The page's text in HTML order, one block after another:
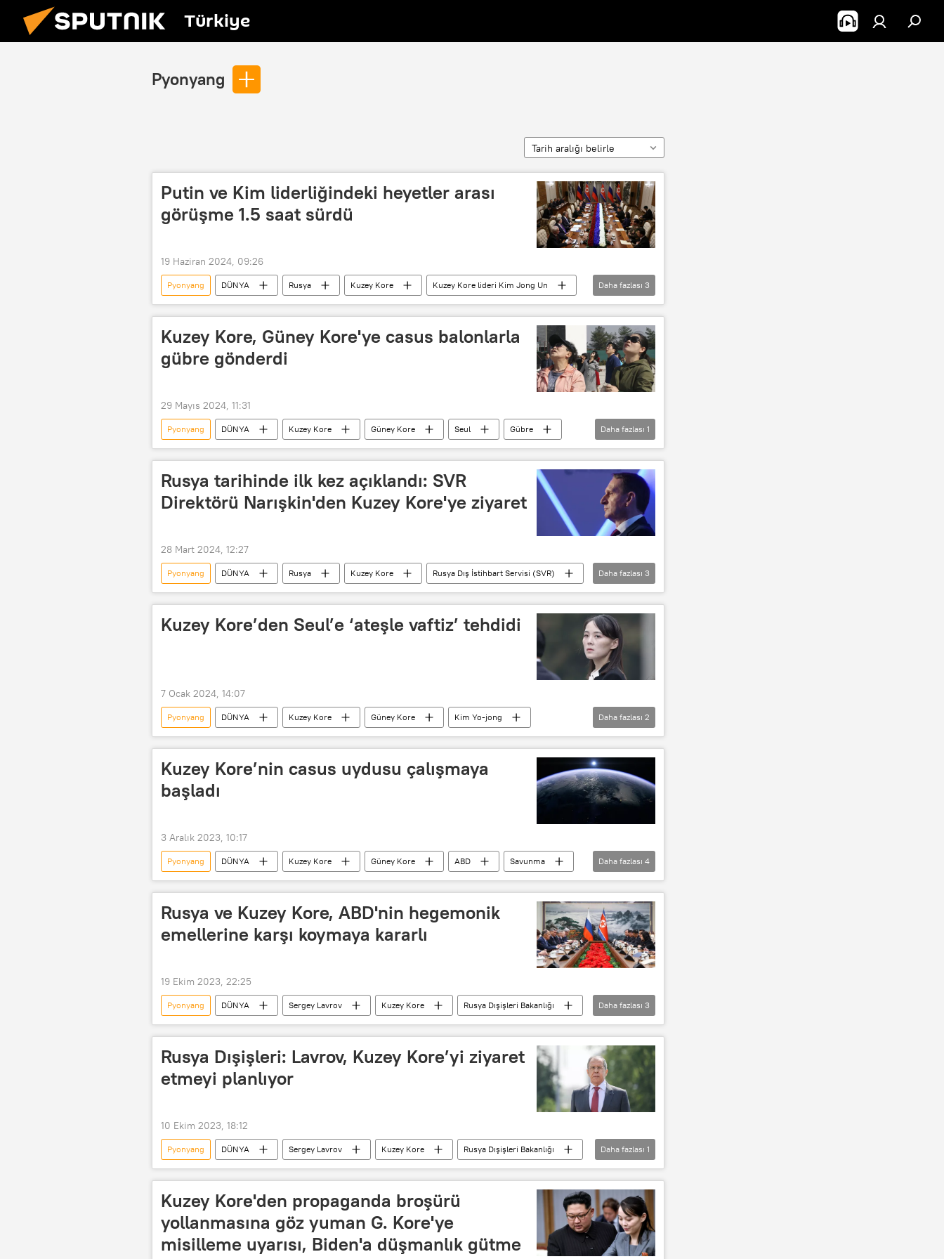
Türkiye
Pyonyang
Tarih aralığı belirle
Putin ve Kim liderliğindeki heyetler arası
görüşme 1.5 saat sürdü
19 Haziran 2024, 09:26
Pyonyang DÜNYA Rusya Kuzey Kore
Kuzey Kore lideri Kim Jong Un
Vladimir Putin
Moskova Diplomasi
Daha fazlası 3
Kuzey Kore, Güney Kore'ye casus balonlarla
gübre gönderdi
29 Mayıs 2024, 11:31
Pyonyang DÜNYA Kuzey Kore Güney Kore Seul
Gübre
Balon
Daha fazlası 1
Rusya tarihinde ilk kez açıklandı: SVR
Direktörü Narışkin'den Kuzey Kore'ye ziyaret
28 Mart 2024, 12:27
Pyonyang DÜNYA Rusya Kuzey Kore
Rusya Dış İstihbart Servisi (SVR)
İstihbarat
Kore Merkezi Haber Ajansı (KCNA) Moskova
Daha fazlası 3
Kuzey Kore’den Seul’e ‘ateşle vaftiz’ tehdidi
7 Ocak 2024, 14:07
Pyonyang DÜNYA Kuzey Kore Güney Kore
Kim Yo-jong
Kuzey Kore lideri Kim Jong Un
Seul
Daha fazlası 2
Kuzey Kore’nin casus uydusu çalışmaya
başladı
3 Aralık 2023, 10:17
Pyonyang DÜNYA Kuzey Kore Güney Kore ABD
Savunma
Uydu
askeri uydu Casus Casus uydu
Daha fazlası 4
Rusya ve Kuzey Kore, ABD'nin hegemonik
emellerine karşı koymaya kararlı
19 Ekim 2023, 22:25
Pyonyang DÜNYA Sergey Lavrov Kuzey Kore
Rusya Dışişleri Bakanlığı
Kuzey Kore Dışişleri Bakanlığı
Kuzey Kore lideri Kim Jong Un Moskova
Daha fazlası 3
Rusya Dışişleri: Lavrov, Kuzey Kore’yi ziyaret
etmeyi planlıyor
10 Ekim 2023, 18:12
Pyonyang DÜNYA Sergey Lavrov Kuzey Kore
Rusya Dışişleri Bakanlığı
Mariya Zaharova
Daha fazlası 1
Kuzey Kore'den propaganda broşürü
yollanmasına göz yuman G. Kore'ye
misilleme uyarısı, Biden'a düşmanlık gütme